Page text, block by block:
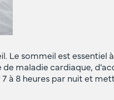
Le sommeil est essentiel
maladie cardiaque,
à 8 heures par nuit et